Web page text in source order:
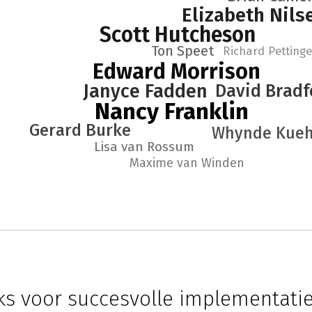
Nancy Franklin
Edward Morrison
Scott Hutcheson
Elizabeth
Janyce Fadden David
Gerard Burke Whynde
Ton Speet
Lisa van Rossum
Maxime van Winden
Richard
voor succesvolle implementatie